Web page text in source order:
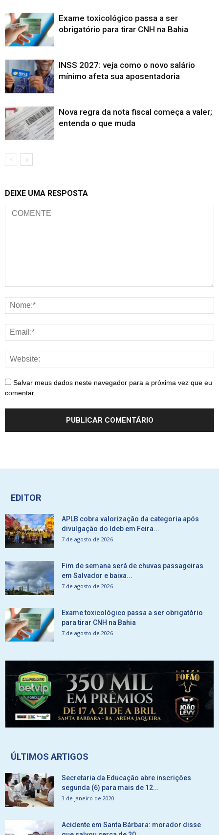
Exame toxicológico passa a ser
obrigatório para tirar CNH na Bahia
INSS 2027: veja como o novo salário
mínimo afeta sua aposentadoria
Nova regra da nota fiscal começa a valer;
entenda o que muda
DEIXE UMA RESPOSTA
Salvar meus dados neste navegador para a próxima vez que eu
comentar.
EDITOR
APLB cobra valorização da categoria após
divulgação do Ideb em Feira...
7 de agosto de 2026
Fim de semana será de chuvas passageiras
em Salvador e baixa...
7 de agosto de 2026
Exame toxicológico passa a ser obrigatório
para tirar CNH na Bahia
7 de agosto de 2026
ÚLTIMOS ARTIGOS
Secretaria da Educação abre inscrições
segunda (6) para mais de 12...
3 de janeiro de 2020
Acidente em Santa Bárbara: morador disse